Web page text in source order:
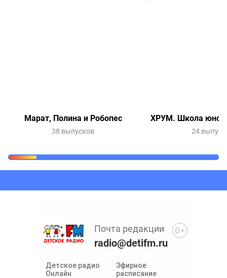
Марат, Полина и Робопес
38 выпусков
ХРУМ. Школа
24
Детское радио
Онлайн
Эфирное
расписание
Почта редакции
radio@detifm.ru
0+